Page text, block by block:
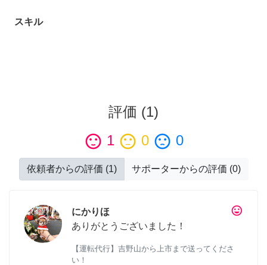
スキル
評価 (1)
sentiment_satisfied 1 sentiment_neutral 0 sentiment_dissatisfied 0
依頼者からの評価 (1) サポーターからの評価 (0)
tag_faces
にかりほ
ありがとうございました！
【運転代行】吉野山から上市まで送ってくださ
い！